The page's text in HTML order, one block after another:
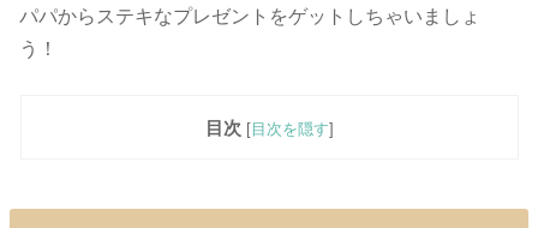
パパからステキなプレゼントをゲットしちゃいましょ
う！
目次 [目次を隠す]